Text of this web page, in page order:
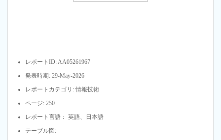
レポートID: AA05261967
発表時期: 29-May-2026
レポートカテゴリ: 情報技術
ページ: 250
レポート言語： 英語、日本語
テーブル図: